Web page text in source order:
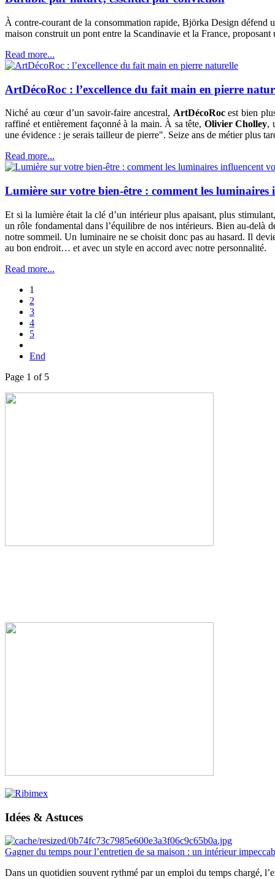
À contre-courant de la consommation rapide, Björka Design défend
maison construit un pont entre la Scandinavie et la France,
Read more...
ArtDécoRoc : l’excellence du fait main en pierre
Niché au cœur d’un savoir-faire ancestral, ArtDécoRocest bien
raffiné et entièrement façonné à la main. À sa tête, Olivier Cholley,
une évidence : je serais tailleur de pierre". Seize ans de métier plus
Read more...
Lumière sur votre bien-être : comment les
Et si la lumière était la clé d’un intérieur plus apaisant, plus
un rôle fondamental dans l’équilibre de nos intérieurs. Bien au-delà
notre sommeil. Un luminaire ne se choisit donc pas au hasard. Il
au bon endroit… et avec un style en accord avec notre personnalité.
Read more...
1
2
3
4
5
End
Page 1 of 5
Idées & Astuces
Gagner du temps pour l’entretien de sa maison : un intérieur
Dans un quotidien souvent rythmé par un emploi du temps chargé,